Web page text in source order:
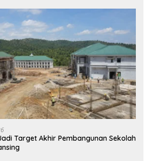
Target Akhir Pembangunan Sekolah